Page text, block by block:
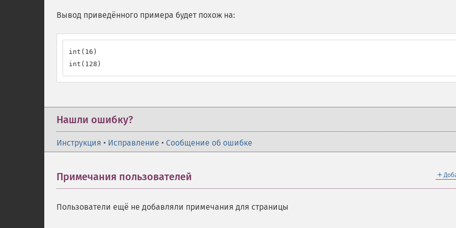
Вывод приведённого примера будет похож на:
int(16)
int(128)
Нашли ошибку?
Инструкция • Исправление • Сообщение об ошибке
＋
Примечания пользователей
Пользователи ещё не добавляли примечания для страницы